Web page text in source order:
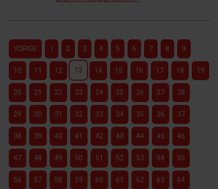
VORIGE 1 2 3 4 5 6 7 8 9
10 11 12 13 14 15 16 17 18 19
20 21 22 23 24 25 26 27 28
29 30 31 32 33 34 35 36 37
38 39 40 41 42 43 44 45 46
47 48 49 50 51 52 53 54 55
56 57 58 59 60 61 62 63 64